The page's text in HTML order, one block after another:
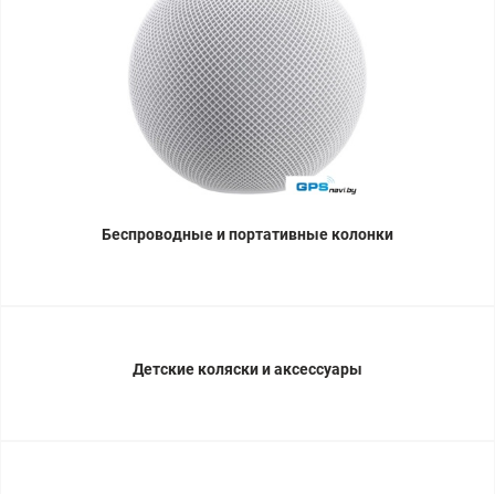
Беспроводные и портативные колонки
Детские коляски и аксессуары